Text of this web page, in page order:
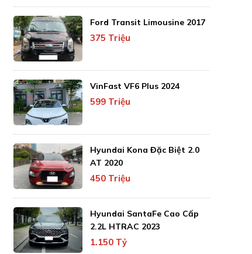
Ford Transit Limousine 2017
375 Triệu
VinFast VF6 Plus 2024
599 Triệu
Hyundai Kona Đặc Biệt 2.0
AT 2020
450 Triệu
Hyundai SantaFe Cao Cấp
2.2L HTRAC 2023
1.150 Tỷ